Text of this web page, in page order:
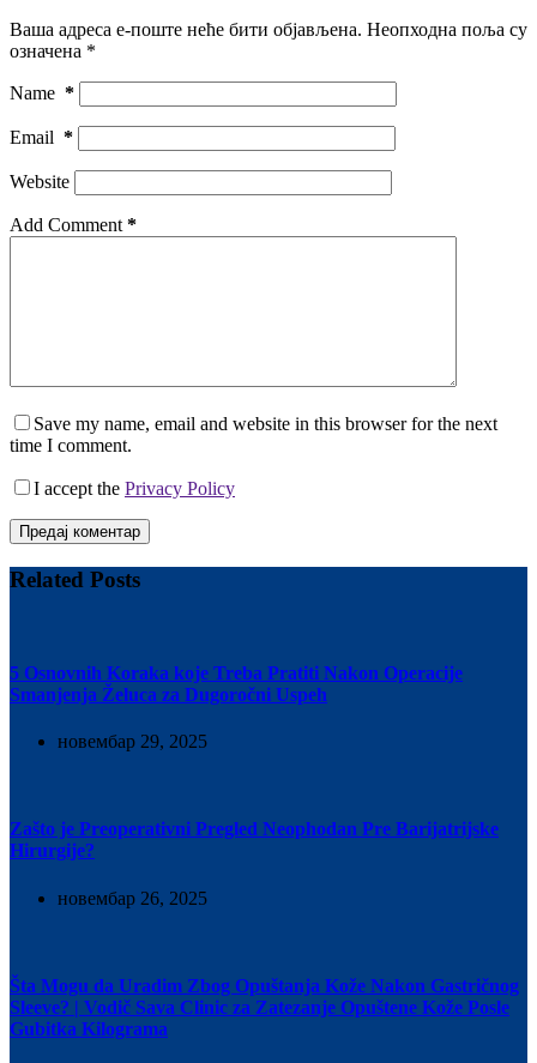
Ваша адреса е-поште неће бити објављена. Неопходна поља су
означена *
Name *
Email *
Website
Add Comment *
Save my name, email and website in this browser for the next
time I comment.
I accept the Privacy Policy
Предај коментар
Related Posts
5 Osnovnih Koraka koje Treba Pratiti Nakon Operacije
Smanjenja Želuca za Dugoročni Uspeh
новембар 29, 2025
Zašto je Preoperativni Pregled Neophodan Pre Barijatrijske
Hirurgije?
новембар 26, 2025
Šta Mogu da Uradim Zbog Opuštanja Kože Nakon Gastričnog
Sleeve? | Vodič Sava Clinic za Zatezanje Opuštene Kože Posle
Gubitka Kilograma